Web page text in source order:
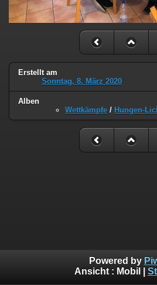
Erstellt am
Sonntag, 8. März 2020
Alben
Wettkämpfe / Hungen-
Powered by
Ansicht : Mobil